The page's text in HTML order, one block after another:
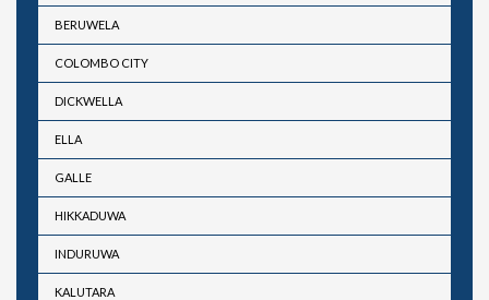
BERUWELA
COLOMBO CITY
DICKWELLA
ELLA
GALLE
HIKKADUWA
INDURUWA
KALUTARA